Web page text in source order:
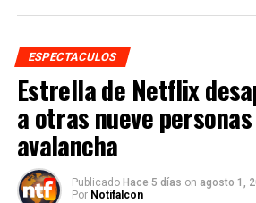
ESPECTACULOS
Estrella de Netflix
a otras nueve
avalancha
Publicado Hace 5 días on agosto 1,
Por Notifalcon